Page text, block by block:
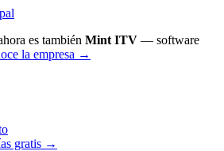
es también Mint ITV — software
la empresa →
gratis →